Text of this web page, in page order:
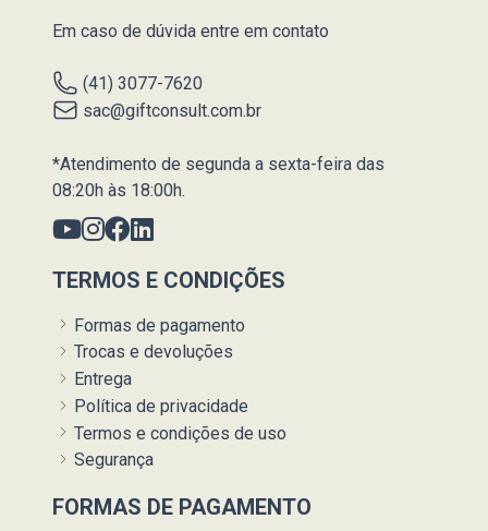
Em caso de dúvida entre em contato
(41) 3077-7620
sac@giftconsult.com.br
*Atendimento de segunda a sexta-feira das
08:20h às 18:00h.
TERMOS E CONDIÇÕES
Formas de pagamento
Trocas e devoluções
Entrega
Política de privacidade
Termos e condições de uso
Segurança
FORMAS DE PAGAMENTO